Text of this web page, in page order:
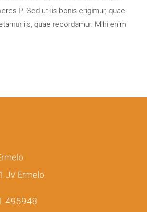
P. Sed ut iis bonis erigimur, quae
iis, quae recordamur. Mihi enim
praestare sapienti? […]
JV Ermelo
495948